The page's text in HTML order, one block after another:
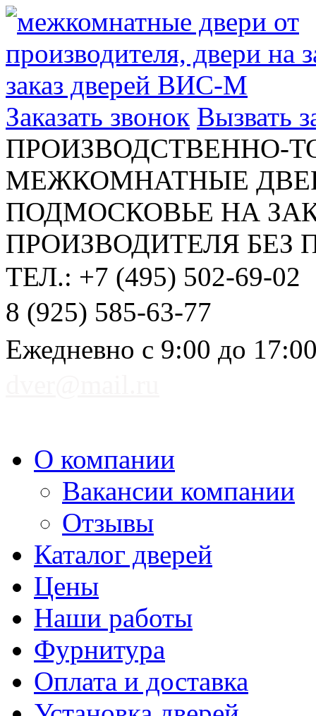
Заказать звонок Вызвать
ПРОИЗВОДСТВЕННО-
МЕЖКОМНАТНЫЕ
ПОДМОСКОВЬЕ НА
ПРОИЗВОДИТЕЛЯ БЕЗ
ТЕЛ.: +7 (495) 502-69-02
8 (925) 585-63-77
Ежедневно с 9:00 до
О компании
Вакансии компании
Отзывы
Каталог дверей
Цены
Наши работы
Фурнитура
Оплата и доставка